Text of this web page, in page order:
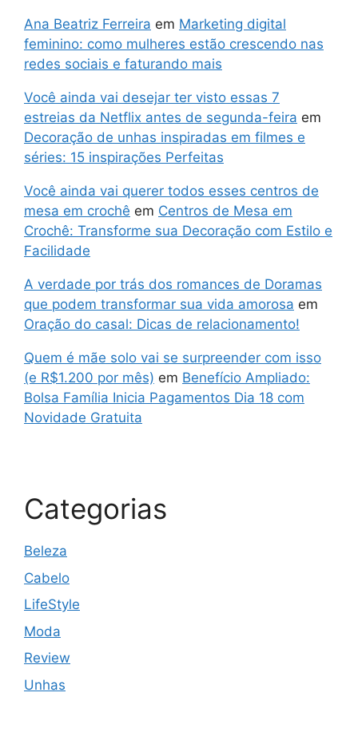
Ana Beatriz Ferreira em Marketing digital
feminino: como mulheres estão crescendo nas
redes sociais e faturando mais
Você ainda vai desejar ter visto essas 7
estreias da Netflix antes de segunda-feira em
Decoração de unhas inspiradas em filmes e
séries: 15 inspirações Perfeitas
Você ainda vai querer todos esses centros de
mesa em crochê em Centros de Mesa em
Crochê: Transforme sua Decoração com Estilo e
Facilidade
A verdade por trás dos romances de Doramas
que podem transformar sua vida amorosa em
Oração do casal: Dicas de relacionamento!
Quem é mãe solo vai se surpreender com isso
(e R$1.200 por mês) em Benefício Ampliado:
Bolsa Família Inicia Pagamentos Dia 18 com
Novidade Gratuita
Categorias
Beleza
Cabelo
LifeStyle
Moda
Review
Unhas